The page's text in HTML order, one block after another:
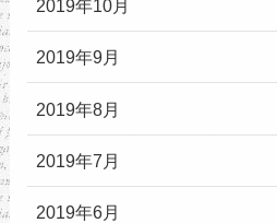
2019年10月
2019年9月
2019年8月
2019年7月
2019年6月